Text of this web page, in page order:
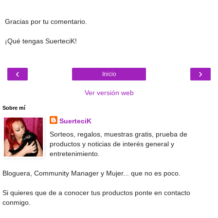
Gracias por tu comentario.
¡Qué tengas SuerteciK!
‹ ›
Inicio
Ver versión web
Sobre mí
SuerteciK
Sorteos, regalos, muestras gratis, prueba de
productos y noticias de interés general y
entretenimiento.
Bloguera, Community Manager y Mujer... que no es poco.
Si quieres que de a conocer tus productos ponte en contacto
conmigo.